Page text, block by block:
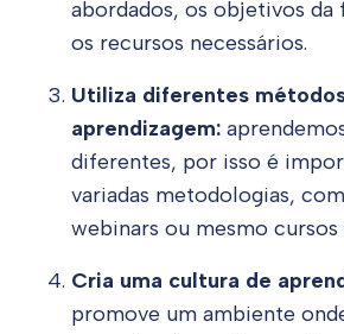
abordados, os objetivos da
os recursos necessários.
Utiliza diferentes
aprendizagem:
diferentes, por isso é
variadas metodologias,
webinars ou mesmo cursos
Cria uma cultura de
promove um ambiente